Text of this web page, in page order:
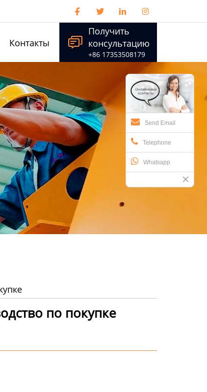
   
Контакты 
Получить
консультацию
+86 17353508179
Send Email
Telephone
Whatsapp
по покупке